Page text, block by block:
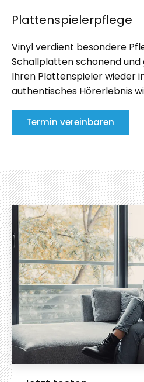
Plattenspielerpflege
Vinyl verdient besondere
Schallplatten schonend
Ihren Plattenspieler wieder
authentisches Hörerlebnis
Termin vereinbaren